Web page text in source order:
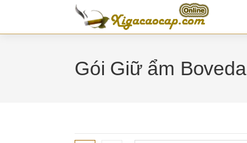
content
Gói Giữ ẩm Boveda